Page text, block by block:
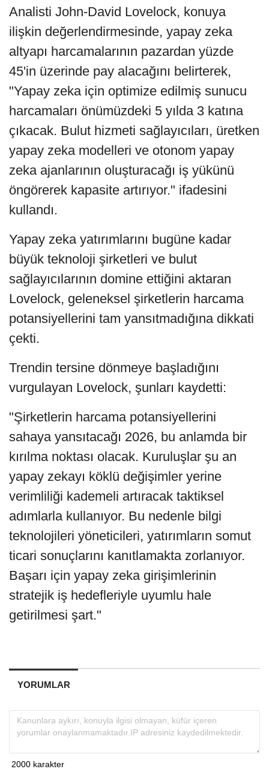
Analisti John-David Lovelock, konuya
ilişkin değerlendirmesinde, yapay zeka
altyapı harcamalarının pazardan yüzde
45'in üzerinde pay alacağını belirterek,
"Yapay zeka için optimize edilmiş sunucu
harcamaları önümüzdeki 5 yılda 3 katına
çıkacak. Bulut hizmeti sağlayıcıları, üretken
yapay zeka modelleri ve otonom yapay
zeka ajanlarının oluşturacağı iş yükünü
öngörerek kapasite artırıyor." ifadesini
kullandı.
Yapay zeka yatırımlarını bugüne kadar
büyük teknoloji şirketleri ve bulut
sağlayıcılarının domine ettiğini aktaran
Lovelock, geleneksel şirketlerin harcama
potansiyellerini tam yansıtmadığına dikkati
çekti.
Trendin tersine dönmeye başladığını
vurgulayan Lovelock, şunları kaydetti:
"Şirketlerin harcama potansiyellerini
sahaya yansıtacağı 2026, bu anlamda bir
kırılma noktası olacak. Kuruluşlar şu an
yapay zekayı köklü değişimler yerine
verimliliği kademeli artıracak taktiksel
adımlarla kullanıyor. Bu nedenle bilgi
teknolojileri yöneticileri, yatırımların somut
ticari sonuçlarını kanıtlamakta zorlanıyor.
Başarı için yapay zeka girişimlerinin
stratejik iş hedefleriyle uyumlu hale
getirilmesi şart."
YORUMLAR